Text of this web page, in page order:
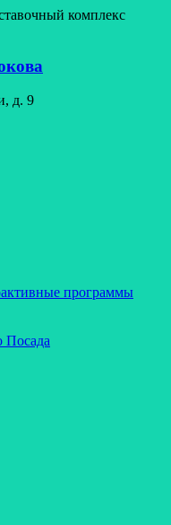
комплекс
д. 9
программы
Посада